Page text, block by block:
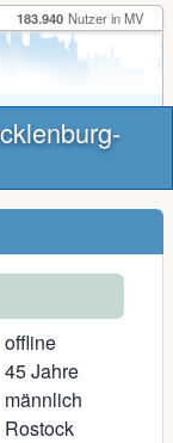
183.940 Nutzer in MV
offline
45 Jahre
männlich
Rostock